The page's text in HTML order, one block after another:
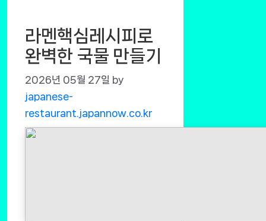
라멘핵심레시피로
완벽한 국물 만들기
2026년 05월 27일 by
japanese-
restaurant.japannow.co.kr